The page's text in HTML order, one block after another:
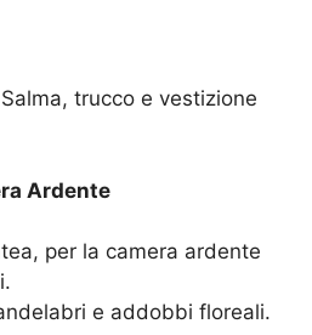
trucco e vestizione
Ardente
per la camera ardente
e addobbi floreali.